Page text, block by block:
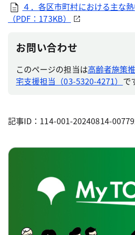
４．各区市町村における主な
（PDF：173KB）
お問い合わせ
このページの担当は高齢者施策
宅支援担当（03-5320-4271） で
記事ID：114-001-20240814-